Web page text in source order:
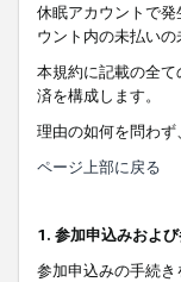
休眠アカウントで
ウント内の未払い
本規約に記載の全
済を構成します。
理由の如何を問わ
ページ上部に戻る
1. 参加申込みおよ
参加申込みの手続